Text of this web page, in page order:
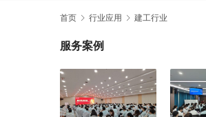
首页 行业应用 建工行业
服务案例